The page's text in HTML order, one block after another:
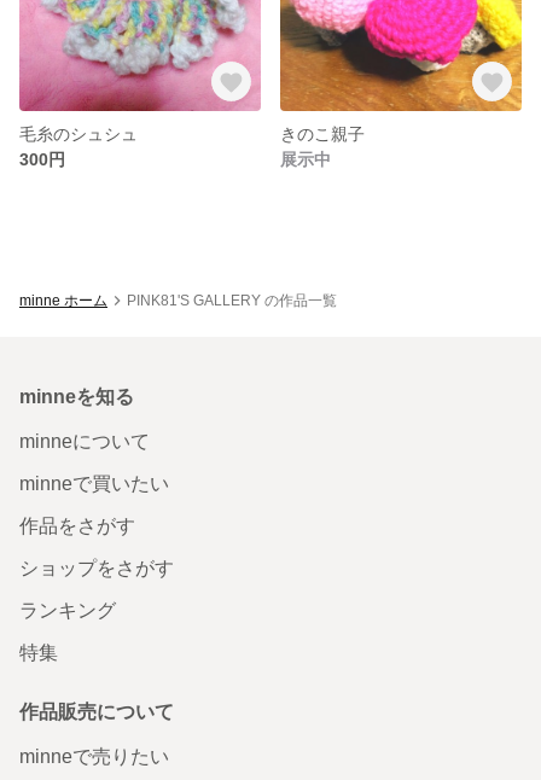
毛糸のシュシュ
300円
きのこ親子
展示中
minne ホーム PINK81'S GALLERY の作品一覧
minneを知る
minneについて
minneで買いたい
作品をさがす
ショップをさがす
ランキング
特集
作品販売について
minneで売りたい